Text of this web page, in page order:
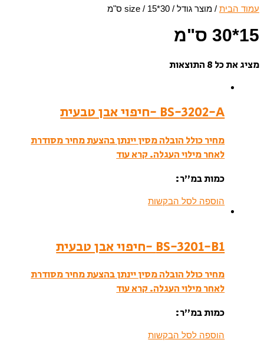
עמוד הבית / מוצר גודל / size / 15*30 ס"מ
15*30 ס"מ
מציג את כל 8 התוצאות
BS-3202-A -חיפוי אבן טבעית
מחיר כולל הובלה מסין יינתן בהצעת מחיר מסודרת
לאחר מילוי העגלה.קרא עוד
כמות במ”ר:
הוספה לסל הבקשות
BS-3201-B1 -חיפוי אבן טבעית
מחיר כולל הובלה מסין יינתן בהצעת מחיר מסודרת
לאחר מילוי העגלה.קרא עוד
כמות במ”ר:
הוספה לסל הבקשות